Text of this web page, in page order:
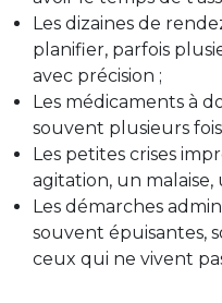
Les dizaines de
planifier, parfois
avec précision ;
Les médicaments à
souvent plusieurs
Les petites crises
agitation, un
Les démarches
souvent épuisantes,
ceux qui ne vivent